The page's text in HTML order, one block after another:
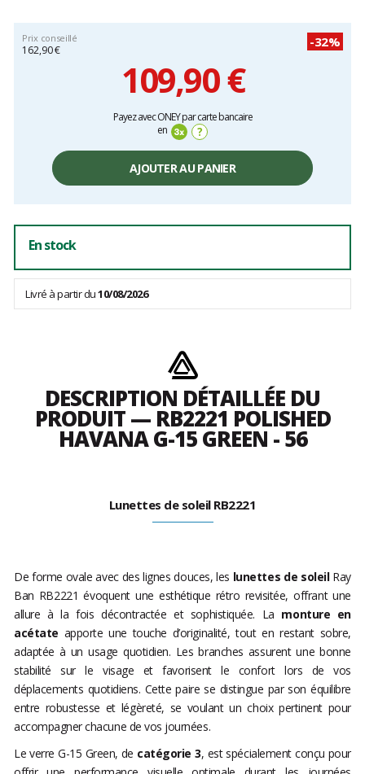
Prix conseillé
162,90 €
-32%
109,90 €
Payez avec ONEY par carte bancaire
en
?
AJOUTER AU PANIER
En stock
Livré à partir du10/08/2026
DESCRIPTION DÉTAILLÉE DU
PRODUIT — RB2221 POLISHED
HAVANA G-15 GREEN - 56
Lunettes de soleil RB2221
De forme ovale avec des lignes douces, les lunettes de soleilRay
Ban RB2221 évoquent une esthétique rétro revisitée, offrant une
allure à la fois décontractée et sophistiquée. La monture en
acétate apporte une touche d’originalité, tout en restant sobre,
adaptée à un usage quotidien. Les branches assurent une bonne
stabilité sur le visage et favorisent le confort lors de vos
déplacements quotidiens. Cette paire se distingue par son équilibre
entre robustesse et légèreté, se voulant un choix pertinent pour
accompagner chacune de vos journées.
Le verre G-15 Green, de catégorie 3, est spécialement conçu pour